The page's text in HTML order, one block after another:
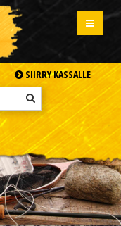
SIIRRY KASSALLE